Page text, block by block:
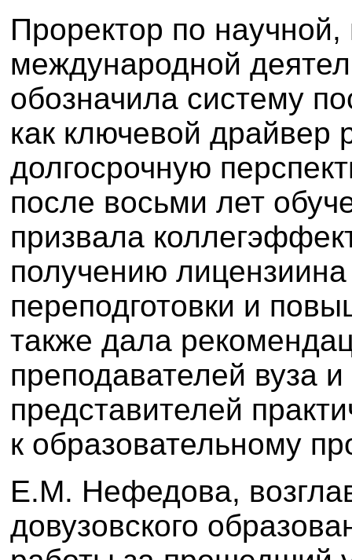
Проректор по
международной
обозначила систему
как ключевой драйвер
долгосрочную
после восьми лет
призвала
получению
переподготовки и
также дала
преподавателей вуза
представителей
к образовательному
Е.М. Нефедова,
довузовского